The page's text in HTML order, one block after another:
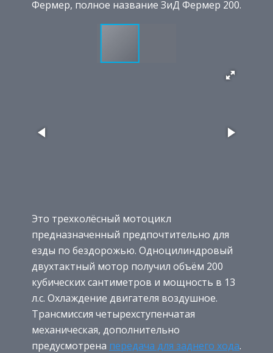
Фермер, полное название ЗиД Фермер 200.
Это трехколёсный мотоцикл
предназначенный предпочтительно для
езды по бездорожью. Одноцилиндровый
двухтактный мотор получил объём 200
кубических сантиметров и мощность в 13
л.с. Охлаждение двигателя воздушное.
Трансмиссия четырехступенчатая
механическая, дополнительно
предусмотрена передача для заднего хода.